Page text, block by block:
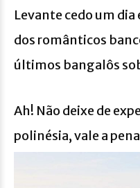
Levante cedo um dia
dos românticos
últimos bangalôs
Ah! Não deixe de
polinésia, vale a